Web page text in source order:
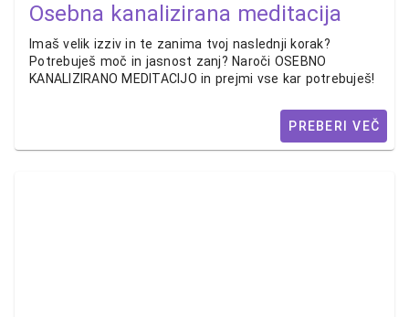
Osebna kanalizirana meditacija
Imaš velik izziv in te zanima tvoj naslednji korak?
Potrebuješ moč in jasnost zanj? Naroči OSEBNO
KANALIZIRANO MEDITACIJO in prejmi vse kar potrebuješ!
PREBERI VEČ